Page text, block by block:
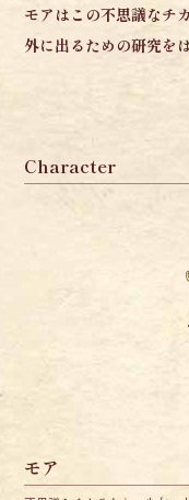
モアはこの不思議なチ
外に出るための研究を
Character
モア